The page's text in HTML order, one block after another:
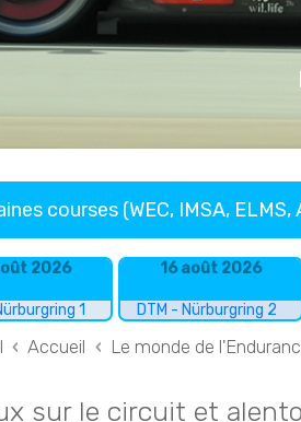
courses (WEC, IMSA,
2026
1
16 août 2026
DTM - Nürburgring 2
Accueil Le monde de
sur le circuit et